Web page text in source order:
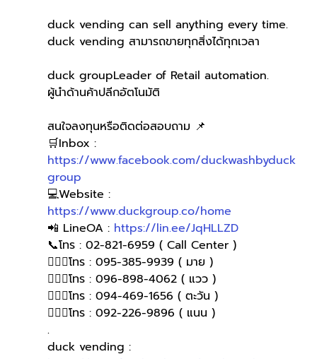
duck vending can sell anything every time.
duck vending สามารถขายทุกสิ่งได้ทุกเวลา
duck groupLeader of Retail automation.
ผู้นำด้านค้าปลีกอัตโนมัติ
สนใจลงทุนหรือติดต่อสอบถาม 📌
🛒Inbox :
https://www.facebook.com/duckwashbyduck
group
💻Website :
https://www.duckgroup.co/home
📲 LineOA : https://lin.ee/JqHLLZD
📞โทร : 02-821-6959 ( Call Center )
🙋🏻‍♀️โทร : 095-385-9939 ( มาย )
🙋🏻‍♀โทร : 096-898-4062 ( แวว )
🙋🏻‍♀โทร : 094-469-1656 ( ตะวัน )
🙋🏻‍♀️โทร : 092-226-9896 ( แนน )
.
duck vending :